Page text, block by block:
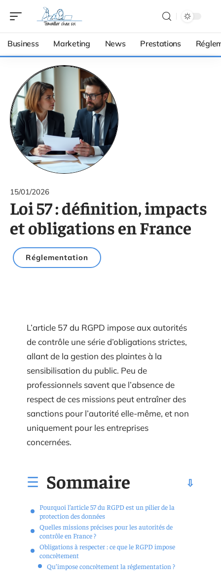
Business Marketing News Prestations
15/01/2026
Loi 57 : définition, impacts
et obligations en France
Réglementation
L’article 57 du RGPD impose aux autorités
de contrôle une série d’obligations strictes,
allant de la gestion des plaintes à la
sensibilisation du public. Peu de
professionnels savent que l’absence de
respect de ces missions peut entraîner des
sanctions pour l’autorité elle-même, et non
uniquement pour les entreprises
concernées.
Sommaire
Pourquoi l’article 57 du RGPD est un pilier de la
protection des données
Quelles missions précises pour les autorités de
contrôle en France ?
Obligations à respecter : ce que le RGPD impose
concrètement
Qu’impose concrètement la réglementation ?